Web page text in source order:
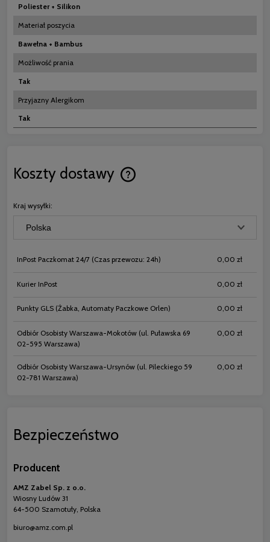
Poliester + Silikon
Materiał poszycia
Bawełna + Bambus
Możliwość prania
Tak
Przyjazny Alergikom
Tak
Koszty dostawy
Cena nie zawiera ewentualnych
Kraj wysyłki:
InPost Paczkomat 24/7 (Czas przewozu: 24h) 0,00 zł
Kurier InPost 0,00 zł
Punkty GLS (Żabka, Automaty Paczkowe Orlen) 0,00 zł
Odbiór Osobisty Warszawa-Mokotów (ul. Puławska 69
02-595 Warszawa)
0,00 zł
Odbiór Osobisty Warszawa-Ursynów (ul. Pileckiego 59
02-781 Warszawa)
0,00 zł
Bezpieczeństwo
Producent
AMZ Zabel Sp. z o.o.
Wiosny Ludów 31
64-500 Szamotuły, Polska
biuro@amz.com.pl